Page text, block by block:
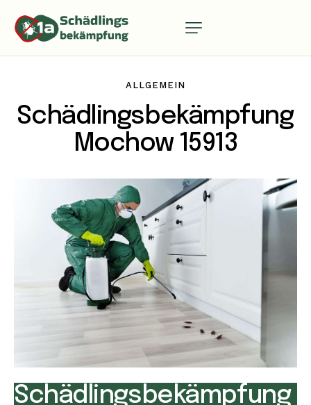
ALLGEMEIN
Schädlingsbekämpfung
Mochow 15913
Schädlingsbekämpfung